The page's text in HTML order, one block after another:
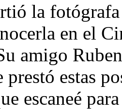
la
en el
amigo
prestó estas
escaneé